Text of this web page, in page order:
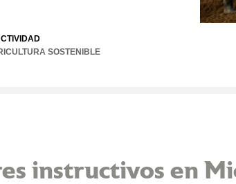
SOSTENIBLE
instructivos en